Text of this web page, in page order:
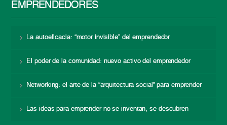
EMPRENDEDORES
La autoeficacia: “motor invisible” del emprendedor
El poder de la comunidad: nuevo activo del emprendedor
Networking: el arte de la “arquitectura social” para emprender
Las ideas para emprender no se inventan, se descubren